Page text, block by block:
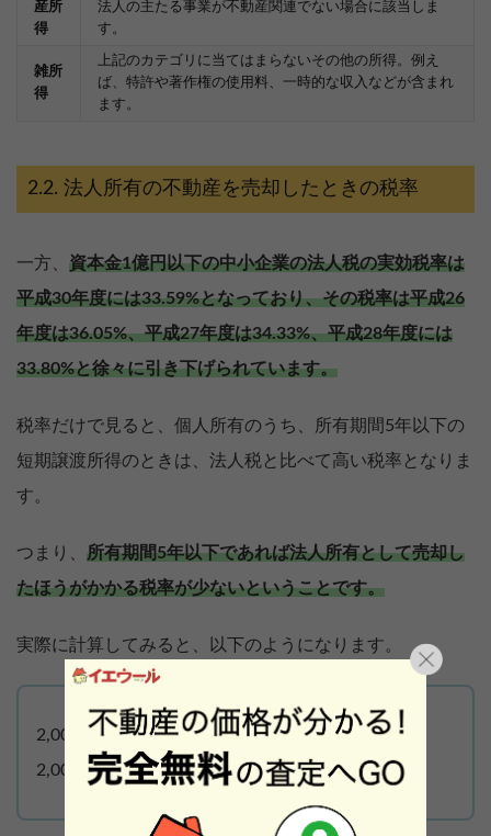
産所
得
法人の主たる事業が不動産関連でない場合に該当しま
す。
雑所
得
上記のカテゴリに当てはまらないその他の所得。例え
ば、特許や著作権の使用料、一時的な収入などが含まれ
ます。
法人所有の不動産を売却したときの税率
一方、 資本金1億円以下の中小企業の法人税の実効税率は
平成30年度には33.59%となっており、その税率は平成26
年度は36.05%、平成27年度は34.33%、平成28年度には
33.80%と徐々に引き下げられています。
税率だけで見ると、個人所有のうち、所有期間5年以下の
短期譲渡所得のときは、法人税と比べて高い税率となりま
す。
つまり、 所有期間5年以下であれば法人所有として売却し
たほうがかかる税率が少ないということです。
実際に計算してみると、以下のようになります。
2,000万円の利益が出た場合：
2,000* 33.59% ＝ 671.8万円（譲渡所得税）